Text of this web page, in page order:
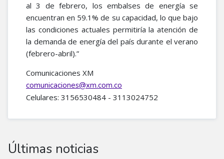
al 3 de febrero, los embalses de energía se
encuentran en 59.1% de su capacidad, lo que bajo
las condiciones actuales permitiría la atención de
la demanda de energía del país durante el verano
(febrero-abril).”
Comunicaciones XM
comunicaciones@xm.com.co
Celulares: 3156530484 - 3113024752
Últimas noticias